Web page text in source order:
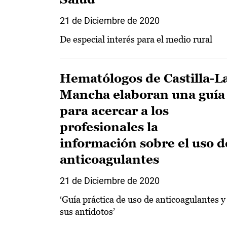
21 de Diciembre de 2020
De especial interés para el medio rural
Hematólogos de Castilla-
Mancha elaboran una guía
para acercar a los
profesionales la
información sobre el uso
anticoagulantes
21 de Diciembre de 2020
‘Guía práctica de uso de anticoagulantes y
sus antídotos’